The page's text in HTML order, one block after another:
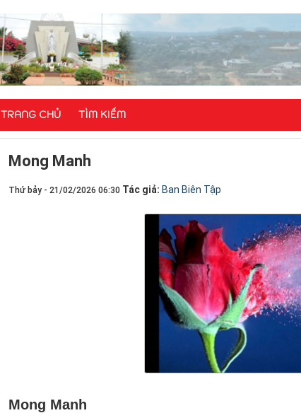
TRANG CHỦ TÌM KIẾM
​​​​​​​Mong Manh
Thứ bảy - 21/02/2026 06:30 Tác giả: Ban Biên Tập
Mong Manh